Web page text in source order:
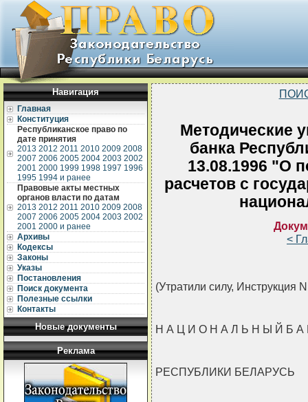
Навигация
Главная
Конституция
Республиканское право по
дате принятия
2013 2012 2011 2010 2009 2008
2007 2006 2005 2004 2003 2002
2001 2000 1999 1998 1997 1996
1995 1994 и ранее
Правовые акты местных
органов власти по датам
2013 2012 2011 2010 2009 2008
2007 2006 2005 2004 2003 2002
2001 2000 и ранее
Архивы
Кодексы
Законы
Указы
Постановления
Поиск документа
Полезные ссылки
Контакты
Новые документы
Реклама
Методические
банка
13.08.1996 "О
расчетов с
<
(Утратили силу, Инструкция
Н А Ц И О Н А Л Ь Н Ы Й Б А
РЕСПУБЛИКИ БЕЛАРУСЬ